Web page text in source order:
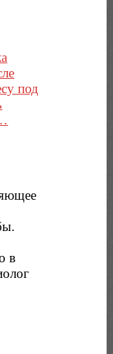
под
в